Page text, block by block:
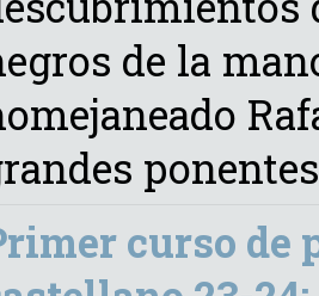
de la
curso de